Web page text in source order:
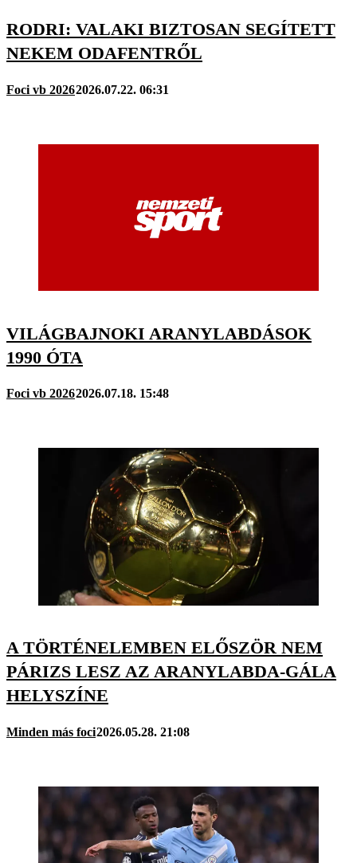
RODRI: VALAKI BIZTOSAN SEGÍTETT
NEKEM ODAFENTRŐL
Foci vb 20262026.07.22. 06:31
VILÁGBAJNOKI ARANYLABDÁSOK
1990 ÓTA
Foci vb 20262026.07.18. 15:48
A TÖRTÉNELEMBEN ELŐSZÖR NEM
PÁRIZS LESZ AZ ARANYLABDA-GÁLA
HELYSZÍNE
Minden más foci2026.05.28. 21:08